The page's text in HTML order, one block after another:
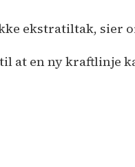
ekstratiltak, sier
at en ny kraftlinje